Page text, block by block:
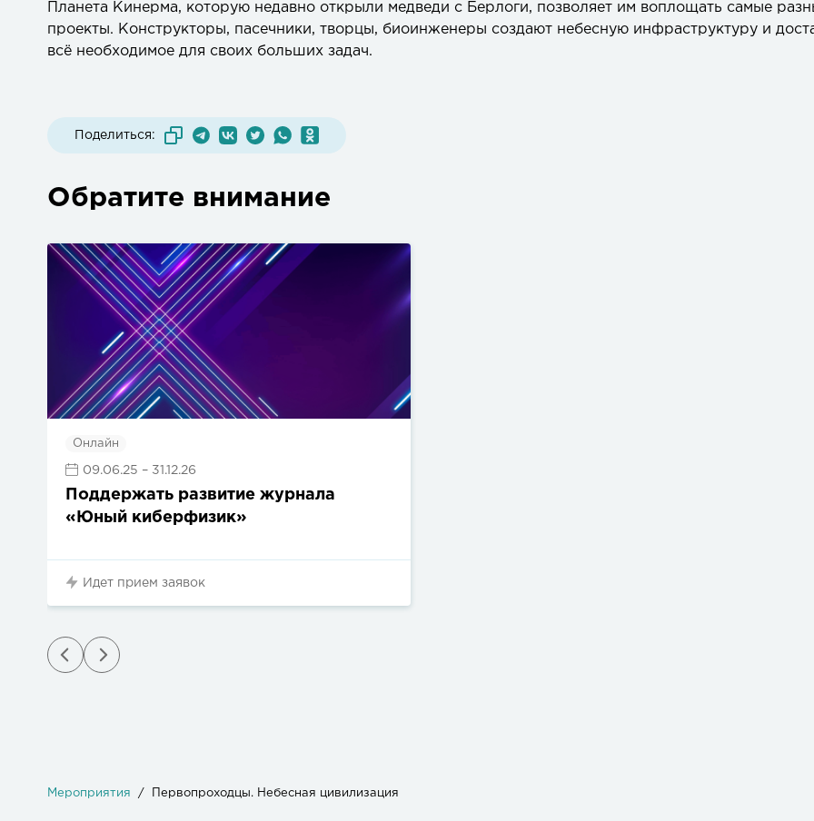
Планета Кинерма, которую недавно открыли медведи с Берлоги, позволяет им воплощать самые
проекты. Конструкторы, пасечники, творцы, биоинженеры создают небесную инфраструктуру и
всё необходимое для своих больших задач.
Поделиться:
Обратите внимание
Онлайн
09.06.25 – 31.12.26
Поддержать развитие журнала
«Юный киберфизик»
Идет прием заявок
Мероприятия Первопроходцы. Небесная цивилизация